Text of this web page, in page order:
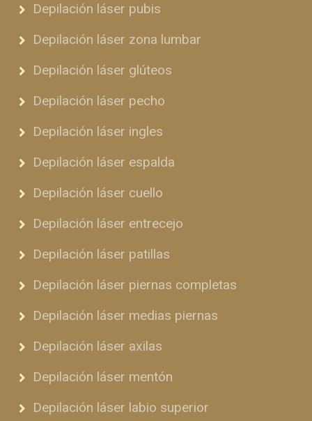
Depilación láser pubis
Depilación láser zona lumbar
Depilación láser glúteos
Depilación láser pecho
Depilación láser ingles
Depilación láser espalda
Depilación láser cuello
Depilación láser entrecejo
Depilación láser patillas
Depilación láser piernas completas
Depilación láser medias piernas
Depilación láser axilas
Depilación láser mentón
Depilación láser labio superior